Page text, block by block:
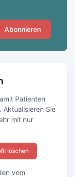
Abonnieren
Patienten
Aktualisieren Sie
mit nur
löschen
vom